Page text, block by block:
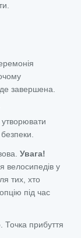
завершена.
Увага!
велосипедів у
тих, хто
під час
Точка прибуття